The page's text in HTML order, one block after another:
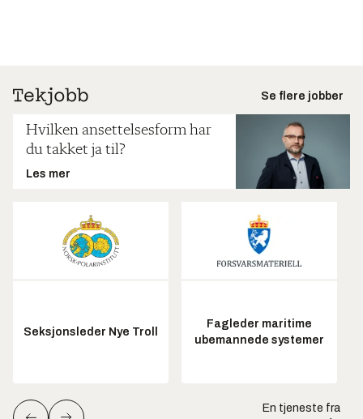
Se flere jobber
Hvilken ansettelsesform har
du takket ja til?
Les mer
Seksjonsleder Nye Troll
Fagleder maritime
ubemannede systemer
En tjeneste fra